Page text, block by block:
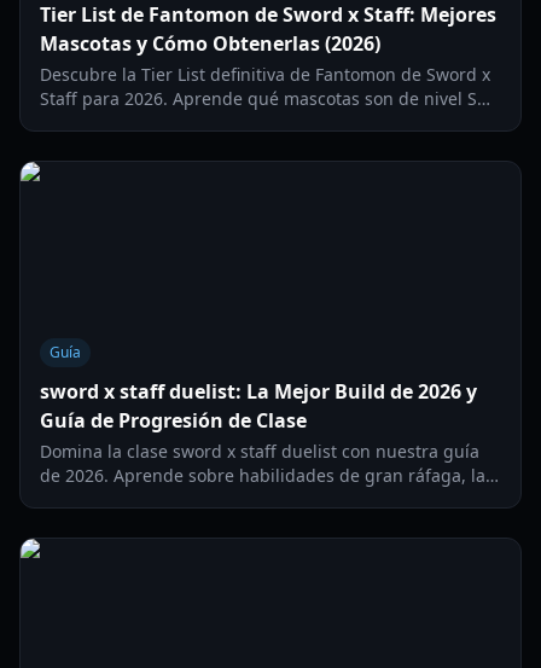
Tier List de Fantomon de Sword x Staff: Mejores
Mascotas y Cómo Obtenerlas (2026)
Descubre la Tier List definitiva de Fantomon de Sword x
Staff para 2026. Aprende qué mascotas son de nivel S
Guía
sword x staff duelist: La Mejor Build de 2026 y
Guía de Progresión de Clase
Domina la clase sword x staff duelist con nuestra guía
de 2026. Aprende sobre habilidades de gran ráfaga, las